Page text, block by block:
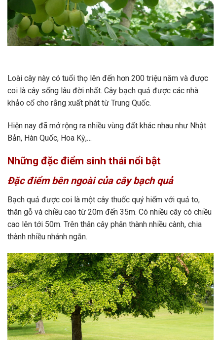
Loài cây này có tuổi thọ lên đến hơn 200 triệu năm và được
coi là cây sống lâu đời nhất. Cây bạch quả được các nhà
khảo cổ cho rằng xuất phát từ Trung Quốc.
Hiện nay đã mở rộng ra nhiều vùng đất khác nhau như Nhật
Bản, Hàn Quốc, Hoa Kỳ,…
Những đặc điểm sinh thái nổi bật
Đặc điểm bên ngoài của cây bạch quả
Bạch quả được coi là một cây thuốc quý hiếm với quả to,
thân gỗ và chiều cao từ 20m đến 35m. Có nhiều cây có chiều
cao lên tới 50m. Trên thân cây phân thành nhiều cành, chia
thành nhiều nhánh ngắn.